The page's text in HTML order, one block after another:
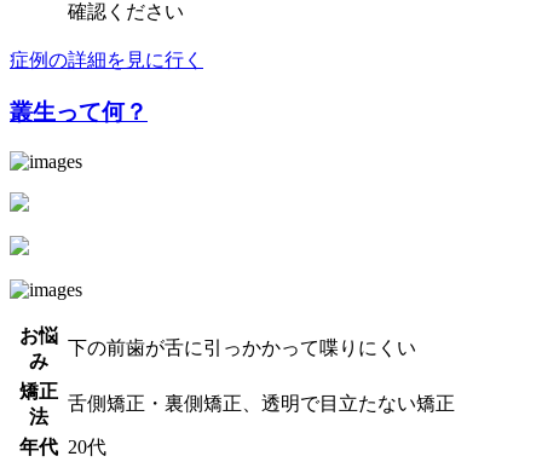
確認ください
症例の詳細を見に行く
叢生って何？
お悩
み
下の前歯が舌に引っかかって喋りにくい
矯正
法
舌側矯正・裏側矯正、透明で目立たない矯正
年代 20代